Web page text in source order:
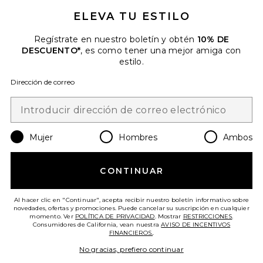
Cuando se suscribe a nuestro boletín enviando su correo
privacidad
Change Country Regions
es USD
Haz una breve encuesta sobre la visita de hoy.¡Vamos!
ATENCIÓN AL CLIENTE
ELEVA TU ESTILO
Regístrate en nuestro boletín y obtén 10% DE
DESCUENTO*, es como tener una mejor amiga con
estilo.
Dirección de correo
Mujer Hombres Ambos
CONTINUAR
Al hacer clic en "Continuar", acepta recibir nuestro boletín informativo sobre
novedades, ofertas y promociones. Puede cancelar su suscripción en cualquier
momento. Ver POLÍTICA DE PRIVACIDAD. Mostrar RESTRICCIONES.
Consumidores de California, vean nuestraAVISO DE INCENTIVOS
FINANCIEROS..
No gracias, prefiero continuar